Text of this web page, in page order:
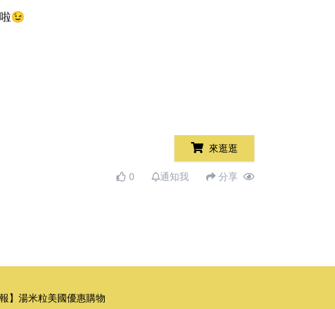
😉
來逛逛
0 通知我 分享
報】湯米粒美國優惠購物